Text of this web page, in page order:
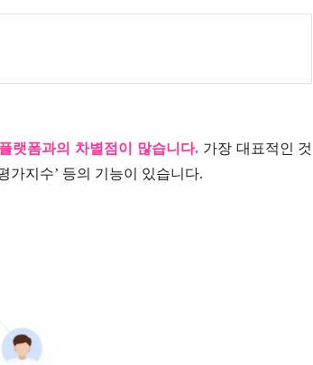
랫폼과의 차별점이 많습니다. 가장 대표적인 것
가지수’ 등의 기능이 있습니다.